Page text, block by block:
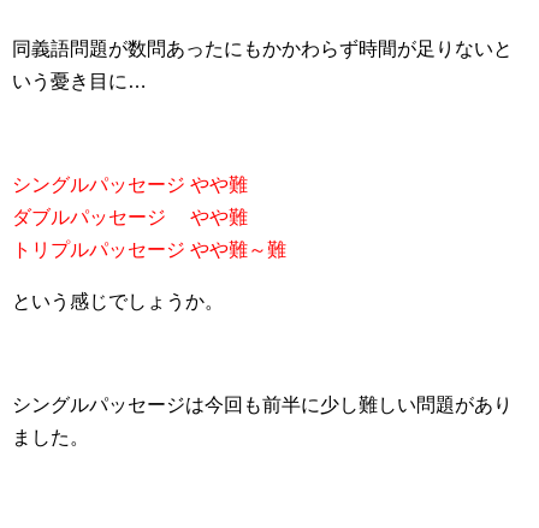
同義語問題が数問あったにもかかわらず時間が足りないと
いう憂き目に…
シングルパッセージ やや難
ダブルパッセージ やや難
トリプルパッセージ やや難～難
という感じでしょうか。
シングルパッセージは今回も前半に少し難しい問題があり
ました。